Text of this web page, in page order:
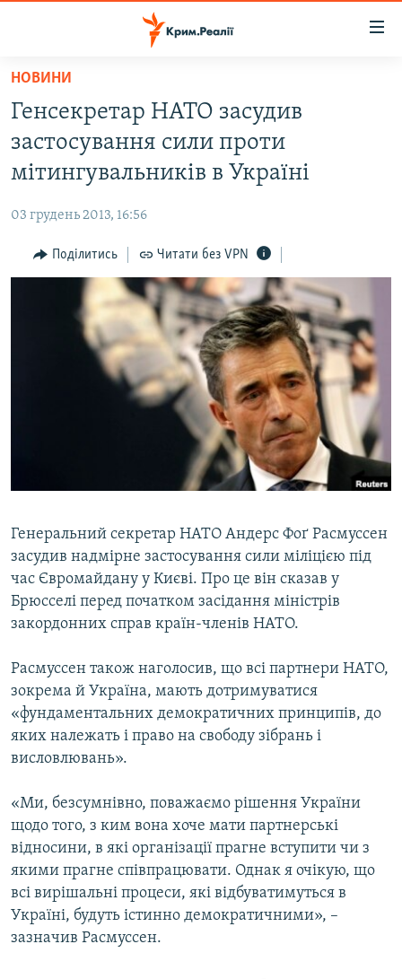
Перейти
основного
матеріалу
Перейти
до
основної
навігації
Перейти
до
ВОДА.КРИМ
ВІДЕО ТА ФОТО
БЛОГИ
ПОГЛЯД
ІНТЕРВ'Ю
ВСЕ ЗА ДЕНЬ
СПЕЦПРОЕКТИ
УКРАЇНСЬКА ПРОБЛЕМА КРИМУ
ЯК ОБІЙТИ БЛОКУВАННЯ
Усі сайти RFE/RL
НОВИНИ
Генсекретар НАТО засудив
застосування сили проти
мітингувальників в Україні
03 грудень 2013, 16:56
Поділитись Читати без VPN
Генеральний секретар НАТО Андерс Фоґ Расмуссен
засудив надмірне застосування сили міліцією під
час Євромайдану у Києві. Про це він сказав у
Брюсселі перед початком засідання міністрів
закордонних справ країн-членів НАТО.
Расмуссен також наголосив, що всі партнери НАТО,
зокрема й Україна, мають дотримуватися
«фундаментальних демократичних принципів, до
яких належать і право на свободу зібрань і
висловлювань».
«Ми, безсумнівно, поважаємо рішення України
щодо того, з ким вона хоче мати партнерські
відносини, в які організації прагне вступити чи з
якими прагне співпрацювати. Однак я очікую, що
всі вирішальні процеси, які відбуватимуться в
Україні, будуть істинно демократичними», –
зазначив Расмуссен.